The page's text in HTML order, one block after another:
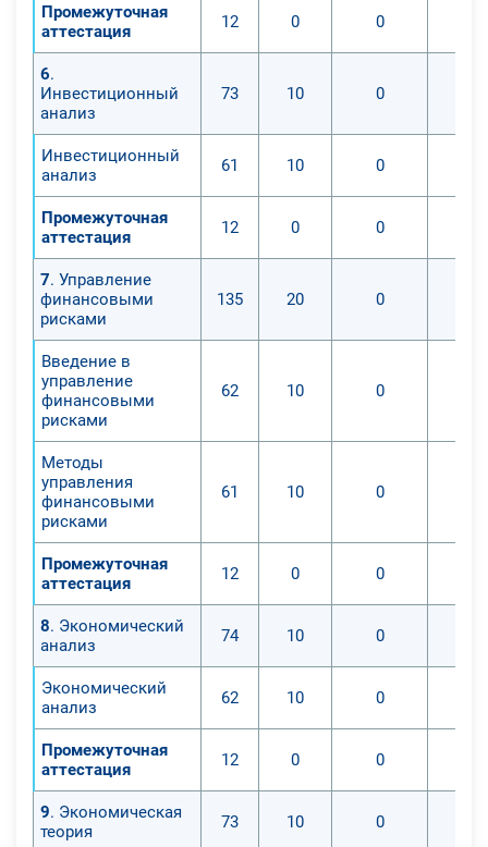
Промежуточная
аттестация
12 0 0
6.
Инвестиционный
анализ
73 10 0
Инвестиционный
анализ
61 10 0
Промежуточная
аттестация
12 0 0
7. Управление
финансовыми
рисками
135 20 0
Введение в
управление
финансовыми
рисками
62 10 0
Методы
управления
финансовыми
рисками
61 10 0
Промежуточная
аттестация
12 0 0
8. Экономический
анализ
74 10 0
Экономический
анализ
62 10 0
Промежуточная
аттестация
12 0 0
9. Экономическая
теория
73 10 0